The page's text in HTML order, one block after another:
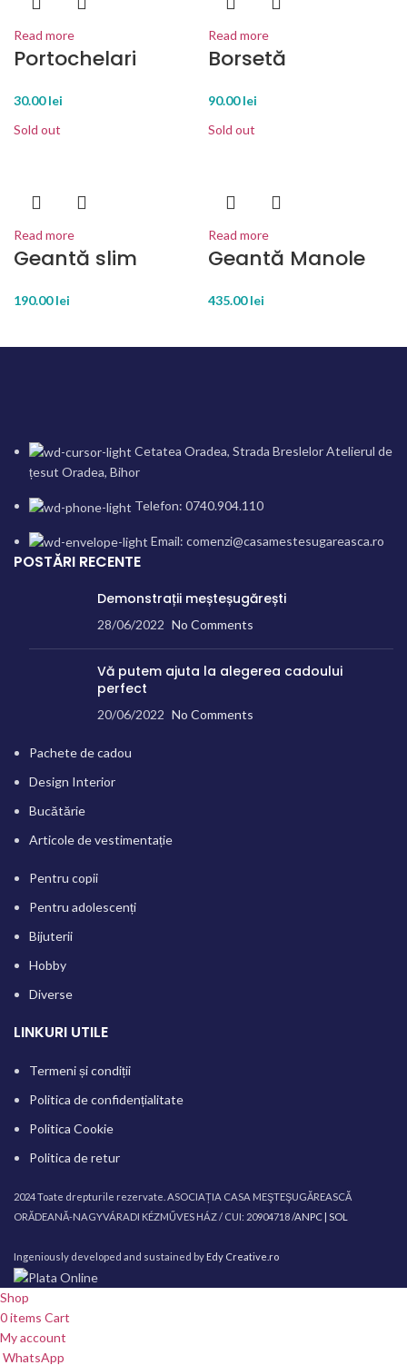
Read more
Portochelari
30.00lei
Read more
Borsetă
90.00lei
Sold out
Read more
Geantă slim
190.00lei
Sold out
Read more
Geantă Manole
435.00lei
Cetatea Oradea, Strada Breslelor Atelierul de
țesut Oradea, Bihor
Telefon: 0740.904.110
Email: comenzi@casamestesugareasca.ro
POSTĂRI RECENTE
Demonstrații meșteșugărești
28/06/2022 No Comments
Vă putem ajuta la alegerea cadoului
perfect
20/06/2022 No Comments
Pachete de cadou
Design Interior
Bucătărie
Articole de vestimentație
Pentru copii
Pentru adolescenți
Bijuterii
Hobby
Diverse
LINKURI UTILE
Termeni și condiții
Politica de confidențialitate
Politica Cookie
Politica de retur
2024 Toate drepturile rezervate. ASOCIAȚIA CASA MEŞTEŞUGĂREASCĂ
ORĂDEANĂ-NAGYVÁRADI KÉZMŰVES HÁZ / CUI: 20904718 /ANPC | SOL
Ingeniously developed and sustained by Edy Creative.ro
Shop
0items Cart
My account
WhatsApp